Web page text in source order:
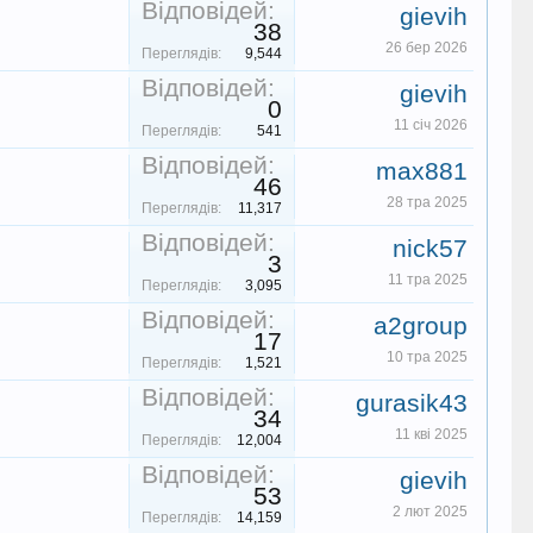
Відповідей:
38
Переглядів: 9,544
gievih
26 бер 2026
Відповідей:
0
Переглядів: 541
gievih
11 січ 2026
Відповідей:
46
Переглядів: 11,317
max881
28 тра 2025
Відповідей:
3
Переглядів: 3,095
nick57
11 тра 2025
Відповідей:
17
Переглядів: 1,521
a2group
10 тра 2025
Відповідей:
34
Переглядів: 12,004
gurasik43
11 кві 2025
Відповідей:
53
Переглядів: 14,159
gievih
2 лют 2025